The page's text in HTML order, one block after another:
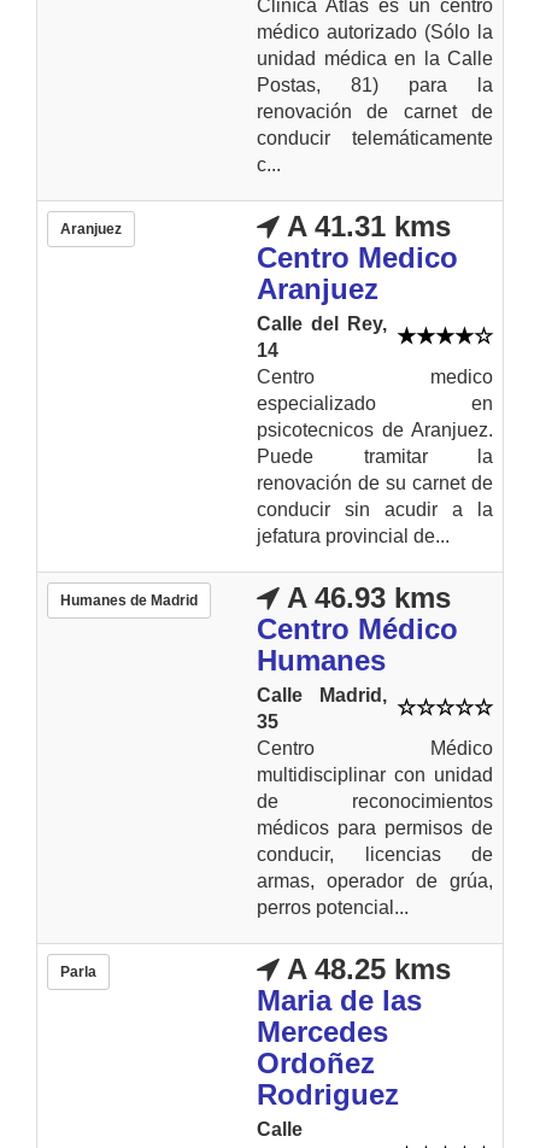
Cliníca Atlas es un centro
médico autorizado (Sólo la
unidad médica en la Calle
Postas, 81) para la
renovación de carnet de
conducir telemáticamente
c...
Aranjuez
A 41.31 kms
Centro Medico
Aranjuez
Calle del Rey,
14
Centro medico
especializado en
psicotecnicos de Aranjuez.
Puede tramitar la
renovación de su carnet de
conducir sin acudir a la
jefatura provincial de...
Humanes de Madrid
A 46.93 kms
Centro Médico
Humanes
Calle Madrid,
35
Centro Médico
multidisciplinar con unidad
de reconocimientos
médicos para permisos de
conducir, licencias de
armas, operador de grúa,
perros potencial...
Parla
A 48.25 kms
Maria de las
Mercedes
Ordoñez
Rodriguez
Calle